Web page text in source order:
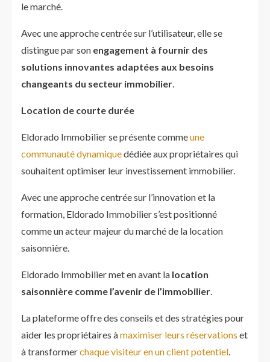
le marché.
Avec une approche centrée sur l’utilisateur, elle se
distingue par son engagement à fournir des
solutions innovantes adaptées aux besoins
changeants du secteur immobilier.
Location de courte durée
Eldorado Immobilier se présente commeune
communauté dynamiquedédiée aux propriétaires qui
souhaitent optimiser leur investissement immobilier.
Avec une approche centrée sur l’innovation et la
formation, Eldorado Immobilier s’est positionné
comme un acteur majeur du marché de la location
saisonnière.
Eldorado Immobilier met en avant la location
saisonnière comme l’avenir de l’immobilier.
La plateforme offre des conseils et des stratégies pour
aider les propriétaires àmaximiser leurs réservations et
à transformerchaque visiteur en un client potentiel.